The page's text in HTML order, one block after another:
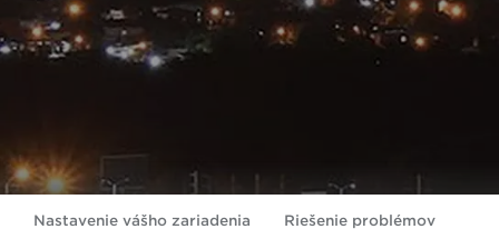
Nastavenie vášho zariadenia Riešenie problémov